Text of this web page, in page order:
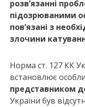
розв’язанні
підозрюваними
пов’язані з
злочини
Норма ст. 127 КК
встановлює
представником
України був